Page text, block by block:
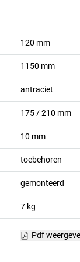
120 mm
1150 mm
antraciet
175 / 210 mm
10 mm
toebehoren
gemonteerd
7 kg
Pdf